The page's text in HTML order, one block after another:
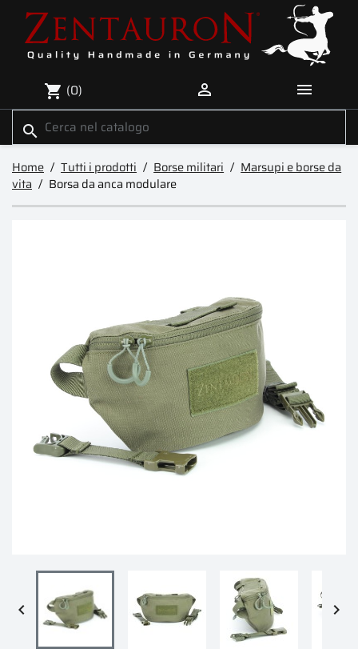
shopping_cart (0)  
search
Home Tutti i prodotti Borse militari
Marsupi e borse da
vita
Borsa da anca modulare
 